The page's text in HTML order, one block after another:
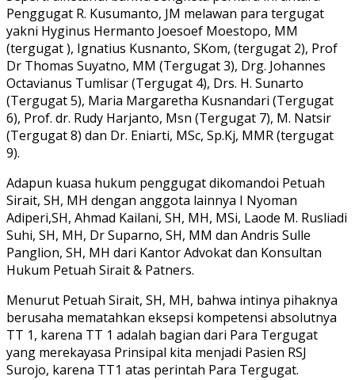
Penggugat R. Kusumanto, JM melawan para tergugat
yakni Hyginus Hermanto Joesoef Moestopo, MM
(tergugat ), Ignatius Kusnanto, SKom, (tergugat 2), Prof
Dr Thomas Suyatno, MM (Tergugat 3), Drg. Johannes
Octavianus Tumlisar (Tergugat 4), Drs. H. Sunarto
(Tergugat 5), Maria Margaretha Kusnandari (Tergugat
6), Prof. dr. Rudy Harjanto, Msn (Tergugat 7), M. Natsir
(Tergugat 8) dan Dr. Eniarti, MSc, Sp.Kj, MMR (tergugat
9).
Adapun kuasa hukum penggugat dikomandoi Petuah
Sirait, SH, MH dengan anggota lainnya I Nyoman
Adiperi,SH, Ahmad Kailani, SH, MH, MSi, Laode M. Rusliadi
Suhi, SH, MH, Dr Suparno, SH, MM dan Andris Sulle
Panglion, SH, MH dari Kantor Advokat dan Konsultan
Hukum Petuah Sirait & Patners.
Menurut Petuah Sirait, SH, MH, bahwa intinya pihaknya
berusaha mematahkan eksepsi kompetensi absolutnya
TT 1, karena TT 1 adalah bagian dari Para Tergugat
yang merekayasa Prinsipal kita menjadi Pasien RSJ
Surojo, karena TT1 atas perintah Para Tergugat.